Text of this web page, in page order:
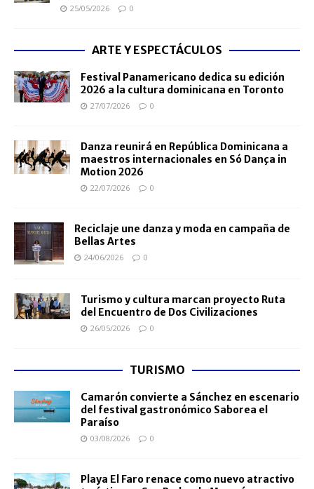
25/05/2026 0
ARTE Y ESPECTÁCULOS
Festival Panamericano dedica su edición
2026 a la cultura dominicana en Toronto
27/07/2026 0
Danza reunirá en República Dominicana a
maestros internacionales en Só Dança in
Motion 2026
22/07/2026 0
Reciclaje une danza y moda en campaña de
Bellas Artes
24/06/2026 0
Turismo y cultura marcan proyecto Ruta
del Encuentro de Dos Civilizaciones
26/05/2026 0
TURISMO
Camarón convierte a Sánchez en escenario
del festival gastronómico Saborea el
Paraíso
03/08/2026 0
Playa El Faro renace como nuevo atractivo